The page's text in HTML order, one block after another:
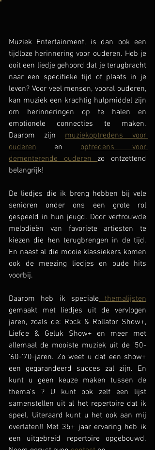
Muziek Entertainment, is dan ook een
tijdloze herinnering voor ouderen. Heb je
ooit een liedje gehoord dat je terugbracht
naar een specifieke tijd of plaats in je
leven? Voor veel mensen, vooral ouderen,
kan muziek een krachtig hulpmiddel zijn
om herinneringen op te halen en
emotionele connecties te maken.
Daarom zijn muziekoptredens voor
ouderen en optredens voor
dementerende ouderen zo ontzettend
belangrijk!
De liedjes die ik breng hebben bij vele
senioren onder ons een grote rol
gespeeld in hun jeugd. Door vertrouwde
melodieën van favoriete artiesten te
kiezen die hen terugbrengen in de tijd.
En naast al die mooie klassiekers komen
ook de meezing liedjes en oude hits
voorbij.
Daarom heb ik speciale themalijsten
gemaakt met liedjes uit de vervlogen
jaren, zoals de: Rock & Rollator Show+,
Liefde & Geluk Show+ en meer met
allemaal de mooiste muziek uit de '50-
'60-'70-jaren. Zo weet u dat een show+
een gegarandeerd succes zal zijn. En
kunt u geen keuze maken tussen de
thema's ? U kunt ook zelf een lijst
samenstellen uit al het repertoire dat ik
speel. Uiteraard kunt u het ook aan mij
overlaten!! Met 35+ jaar ervaring heb ik
een uitgebreid repertoire opgebouwd.